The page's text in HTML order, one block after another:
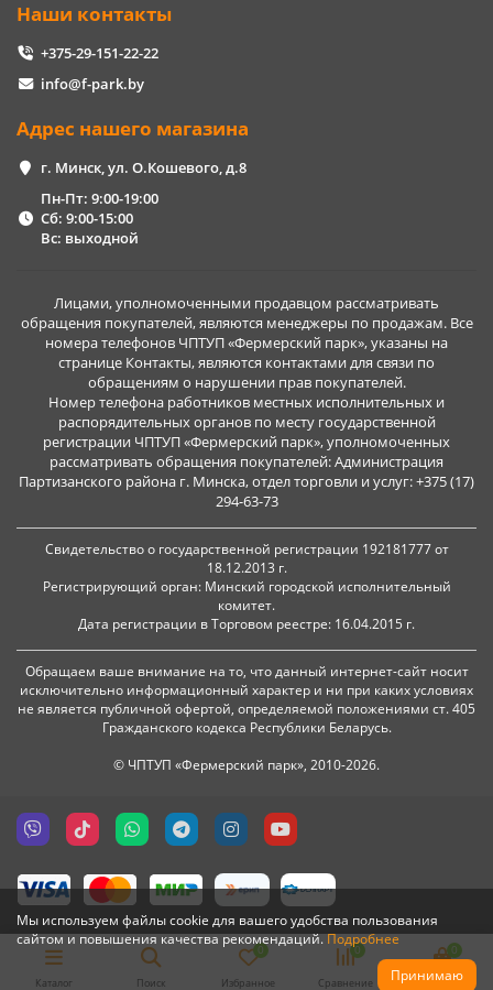
Мы используем файлы cookie для вашего удобства пользования
сайтом и повышения качества рекомендаций.Подробнее
Принимаю
Наши контакты
+375-29-151-22-22
info@f-park.by
Адрес нашего магазина
г. Минск, ул. О.Кошевого, д.8
Пн-Пт: 9:00-19:00
Сб: 9:00-15:00
Вс: выходной
Лицами, уполномоченными продавцом рассматривать
обращения покупателей, являются менеджеры по продажам. Все
номера телефонов ЧПТУП «Фермерский парк», указаны на
странице Контакты, являются контактами для связи по
обращениям о нарушении прав покупателей.
Номер телефона работников местных исполнительных и
распорядительных органов по месту государственной
регистрации ЧПТУП «Фермерский парк», уполномоченных
рассматривать обращения покупателей: Администрация
Партизанского района г. Минска, отдел торговли и услуг: +375 (17)
294-63-73
Свидетельство о государственной регистрации 192181777 от
18.12.2013 г.
Регистрирующий орган: Минский городской исполнительный
комитет.
Дата регистрации в Торговом реестре: 16.04.2015 г.
Обращаем ваше внимание на то, что данный интернет-сайт носит
исключительно информационный характер и ни при каких условиях
не является публичной офертой, определяемой положениями ст. 405
Гражданского кодекса Республики Беларусь.
© ЧПТУП «Фермерский парк», 2010-2026.
Каталог Поиск
0
Избранное
0
Сравнение
0
Корзина